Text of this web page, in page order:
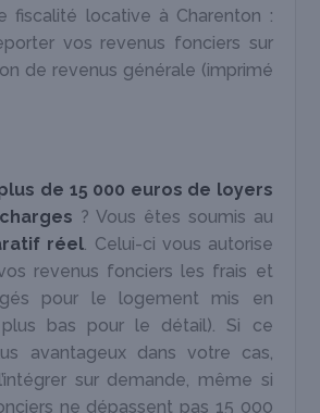
fiscalité locative à Charenton :
vos revenus fonciers sur
de revenus générale (imprimé
de 15 000 euros de loyers
? Vous êtes soumis au
réel . Celui-ci vous autorise
revenus fonciers les frais et
pour le logement mis en
bas pour le détail). Si ce
avantageux dans votre cas,
sur demande, même si
ne dépassent pas 15 000